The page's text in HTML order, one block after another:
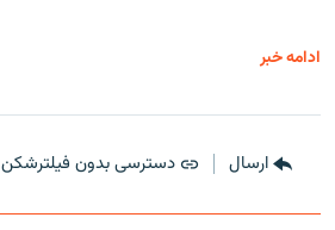
ادامه خبر
ارسال دسترسی بدون فیلترشکن